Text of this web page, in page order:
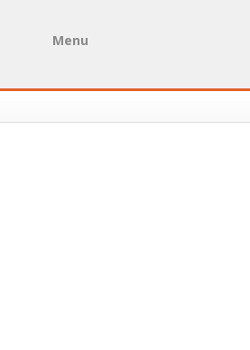
Menu